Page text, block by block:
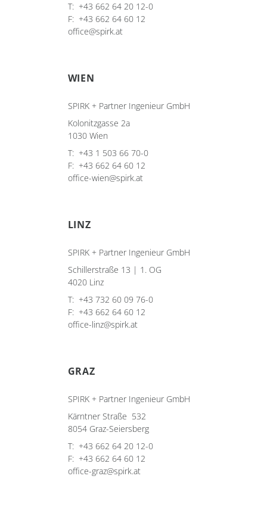
T: +43 662 64 20 12-0
F: +43 662 64 60 12
office@spirk.at
WIEN
SPIRK + Partner Ingenieur GmbH
Kolonitzgasse 2a
1030 Wien
T: +43 1 503 66 70-0
F: +43 662 64 60 12
office-wien@spirk.at
LINZ
SPIRK + Partner Ingenieur GmbH
Schillerstraße 13 | 1. OG
4020 Linz
T: +43 732 60 09 76-0
F: +43 662 64 60 12
office-linz@spirk.at
GRAZ
SPIRK + Partner Ingenieur GmbH
Kärntner Straße 532
8054 Graz-Seiersberg
T: +43 662 64 20 12-0
F: +43 662 64 60 12
office-graz@spirk.at